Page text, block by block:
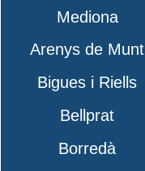
Mediona
Arenys de Munt
Bigues i Riells
Bellprat
Borredà